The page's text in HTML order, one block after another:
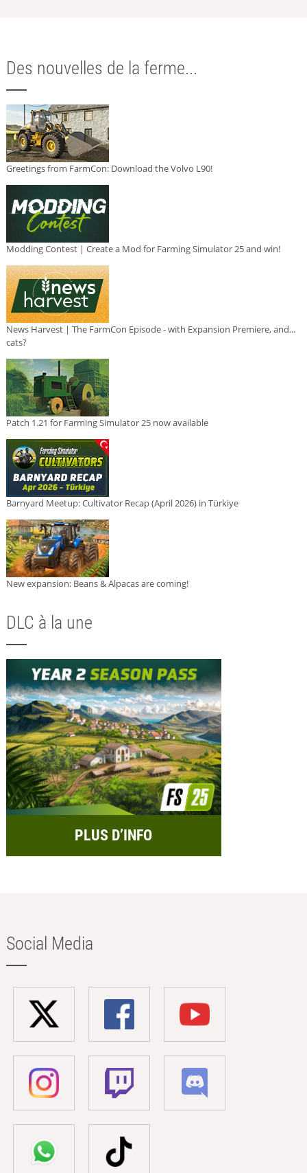
Des nouvelles de la ferme...
Greetings from FarmCon: Download the Volvo L90!
Modding Contest | Create a Mod for Farming Simulator 25 and win!
News Harvest | The FarmCon Episode - with Expansion Premiere, and...
cats?
Patch 1.21 for Farming Simulator 25 now available
Barnyard Meetup: Cultivator Recap (April 2026) in Türkiye
New expansion: Beans & Alpacas are coming!
DLC à la une
PLUS D’INFO
Social Media